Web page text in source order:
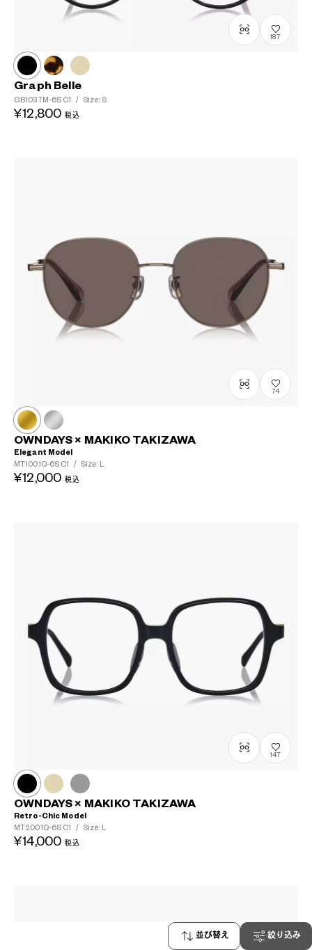
並び替え 絞り込み
187
Graph Belle
GB1037M-6S C1 / Size: S
¥12,800 税込
74
OWNDAYS × MAKIKO TAKIZAWA
Elegant Model
MT1001Q-6S C1 / Size: L
¥12,000 税込
147
OWNDAYS × MAKIKO TAKIZAWA
Retro-Chic Model
MT2001Q-6S C1 / Size: L
¥14,000 税込